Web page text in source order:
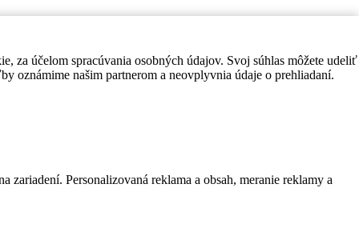
za účelom spracúvania osobných údajov. Svoj súhlas môžete udeliť
oznámime našim partnerom a neovplyvnia údaje o prehliadaní.
Personalizovaná reklama a obsah, meranie reklamy a